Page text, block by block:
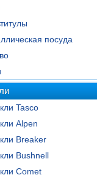
посуда
Tasco
Alpen
Breaker
Bushnell
Comet